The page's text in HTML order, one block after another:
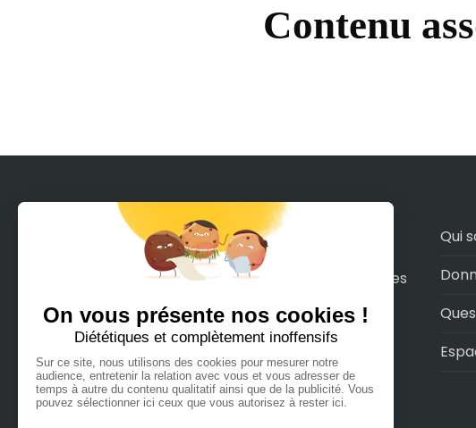
Contenu
Avec Rodeeo, louez en quelques clics tous les
vous pouvez imaginer.
Français Español
Qui